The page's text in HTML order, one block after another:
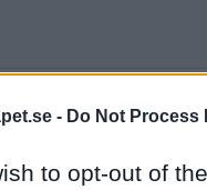
- Do Not Process
to opt-out of